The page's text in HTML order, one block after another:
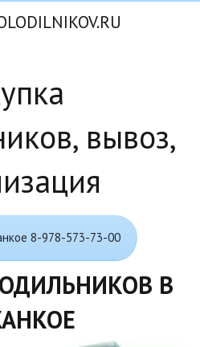
вывоз,
8-978-573-73-00
В